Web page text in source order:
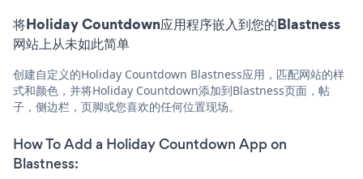
将Holiday Countdown应用程序嵌入到您的Blastness
网站上从未如此简单
创建自定义的Holiday Countdown Blastness应用，匹配网站的样
式和颜色，并将Holiday Countdown添加到Blastness页面，帖
子，侧边栏，页脚或您喜欢的任何位置现场。
How To Add a Holiday Countdown App on
Blastness: